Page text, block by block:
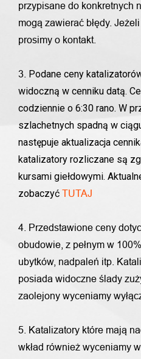
przypisane do konkretnych
mogą zawierać błędy.
prosimy o kontakt.
3. Podane ceny
widoczną w cenniku datą.
codziennie o 6:30 rano. W
szlachetnych spadną w
następuje aktualizacja
katalizatory rozliczane są
kursami giełdowymi.
zobaczyć TUTAJ
4. Przedstawione ceny
obudowie, z pełnym w
ubytków, nadpaleń itp.
posiada widoczne ślady
zaolejony wyceniamy
5. Katalizatory które mają
wkład również wyceniamy